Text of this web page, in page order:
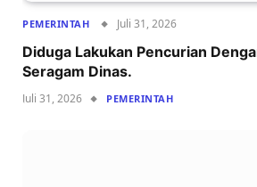
PEMERINTAH Juli 31, 2026
Diduga Lakukan Pencurian
Seragam Dinas.
Juli 31, 2026 PEMERINTAH